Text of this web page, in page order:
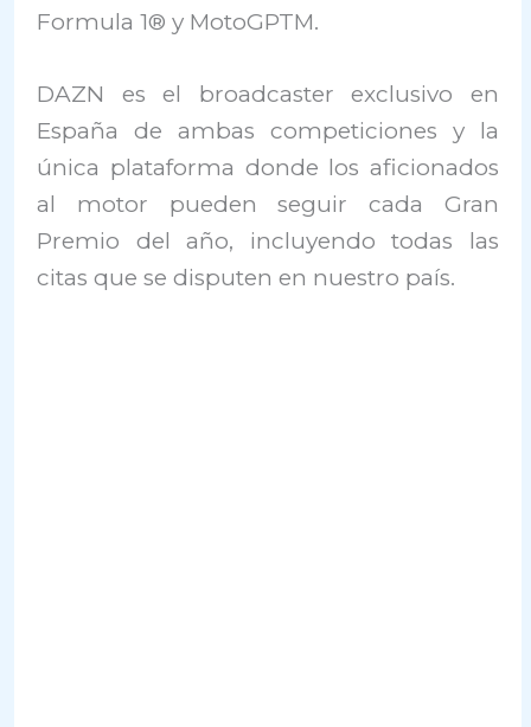
Formula 1® y MotoGPTM.
DAZN es el broadcaster exclusivo en
España de ambas competiciones y la
única plataforma donde los aficionados
al motor pueden seguir cada Gran
Premio del año, incluyendo todas las
citas que se disputen en nuestro país.